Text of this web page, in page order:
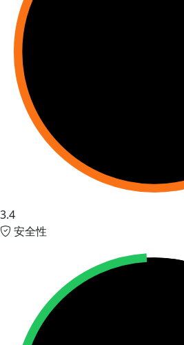
3.4
安全性